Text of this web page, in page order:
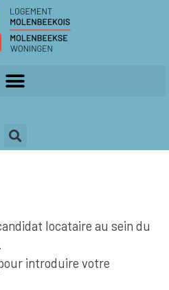
locataire au sein du
introduire votre